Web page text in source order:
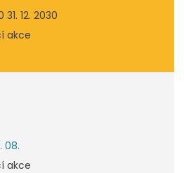
31. 12. 2030
akce
08.
akce